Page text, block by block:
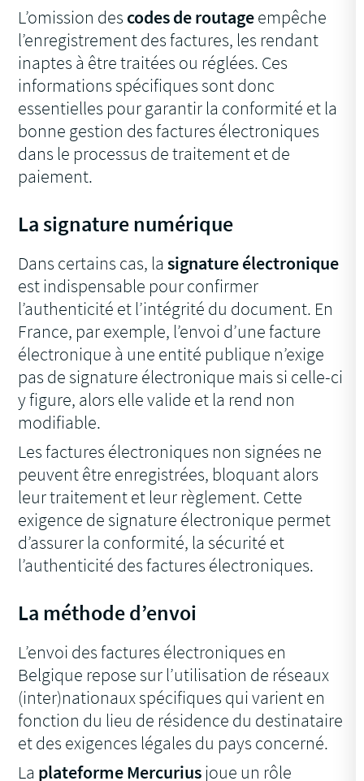
L’omission des codes de routageempêche
l’enregistrement des factures, les rendant
inaptes à être traitées ou réglées. Ces
informations spécifiques sont donc
essentielles pour garantir la conformité et la
bonne gestion des factures électroniques
dans le processus de traitement et de
paiement.
La signature numérique
Dans certains cas, lasignature électronique
est indispensable pour confirmer
l’authenticité et l’intégrité du document. En
France, par exemple, l’envoi d’une facture
électronique à une entité publique n’exige
pas de signature électronique mais si celle-ci
y figure, alors elle valide et la rend non
modifiable.
Les factures électroniques non signées ne
peuvent être enregistrées, bloquant alors
leur traitement et leur règlement. Cette
exigence de signature électronique permet
d’assurer la conformité, la sécurité et
l’authenticité des factures électroniques.
La méthode d’envoi
L’envoi des factures électroniques en
Belgique repose sur l’utilisation de réseaux
(inter)nationaux spécifiques qui varient en
fonction du lieu de résidence du destinataire
et des exigences légales du pays concerné.
La plateforme Mercuriusjoue un rôle